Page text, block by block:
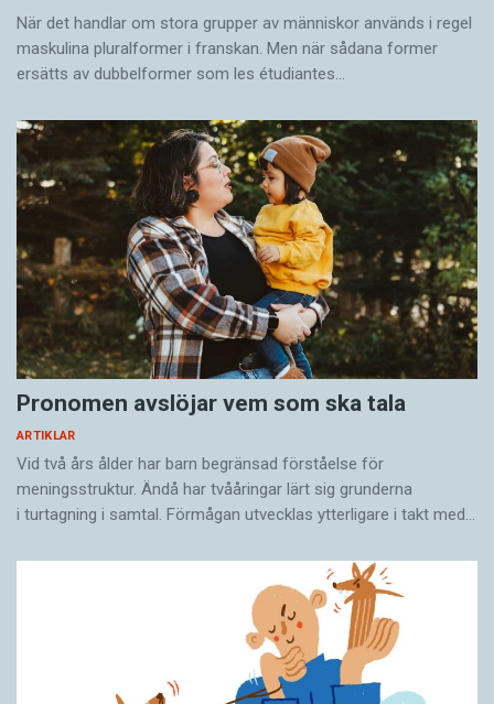
När det handlar om stora grupper av människor används i regel
maskulina pluralformer i franskan. Men när sådana ­former
ersätts av dubbel­former som les étudiantes…
Pronomen avslöjar vem som ska tala
ARTIKLAR
Vid två års ålder har barn begränsad förståelse för
meningsstruktur. Ändå har tvååringar lärt sig grunderna
i turtagning i samtal. Förmågan utvecklas ytterligare i takt med…